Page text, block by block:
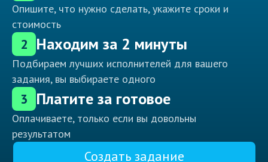
Опишите, что нужно сделать, укажите сроки и
стоимость
2 Находим за 2 минуты
Подбираем лучших исполнителей для вашего
задания, вы выбираете одного
3 Платите за готовое
Оплачиваете, только если вы довольны
результатом
Создать задание